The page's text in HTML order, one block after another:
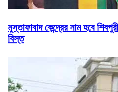
মুস্তাফাবাদ কেন্দ্রের নাম হবে
বিস্ত